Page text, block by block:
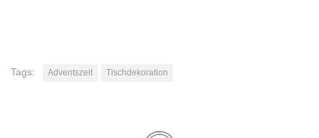
Tags: Adventszeit Tischdekoration